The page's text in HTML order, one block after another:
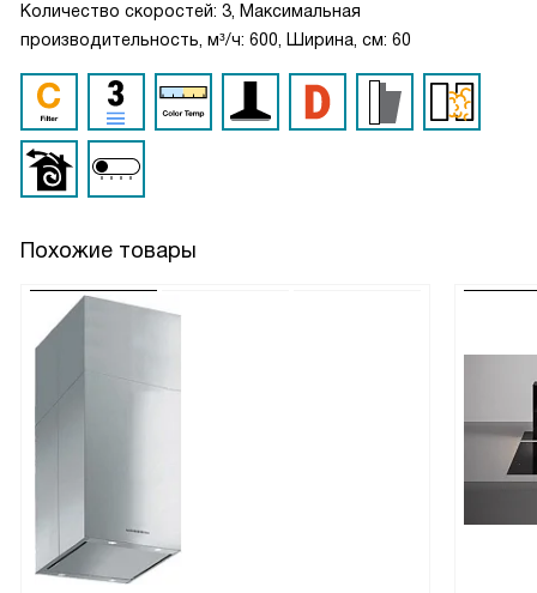
Количество скоростей: 3, Максимальная
производительность, м³/ч: 600, Ширина, см: 60
Похожие товары